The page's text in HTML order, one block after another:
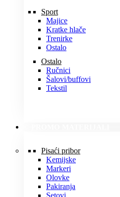
Sport
Majice
Kratke hlače
Trenirke
Ostalo
Ostalo
Ručnici
Šalovi/buffovi
Tekstil
Pisaći pribor
Kemijske
Markeri
Olovke
Pakiranja
Setovi